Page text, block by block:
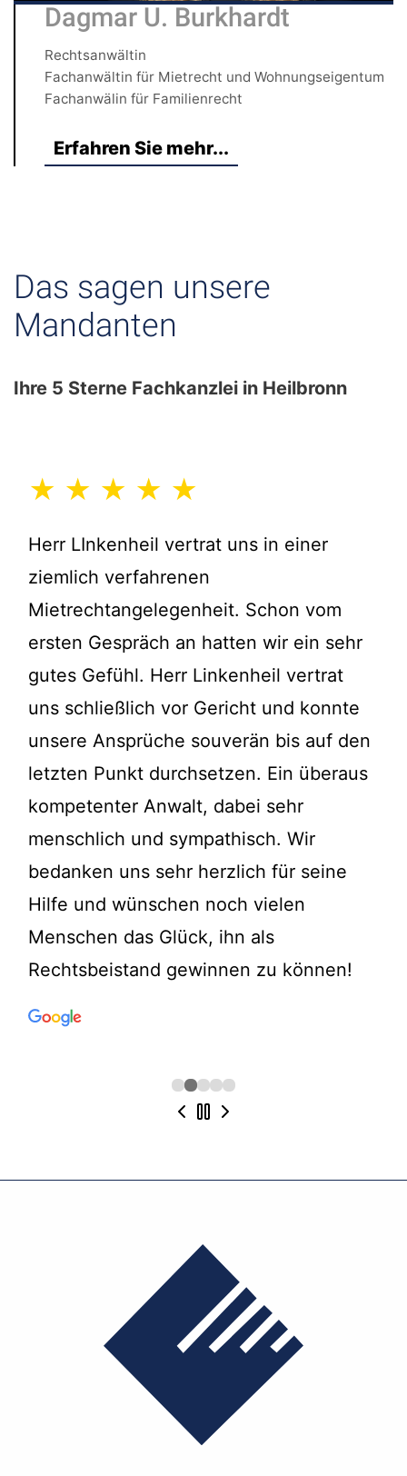
Dagmar U. Burkhardt
Rechtsanwältin
Fachanwältin für Mietrecht und Wohnungseigentum
Fachanwälin für Familienrecht
Erfahren Sie mehr...
Das sagen unsere
Mandanten
Ihre 5 Sterne Fachkanzlei in Heilbronn
★ ★ ★ ★ ★
Herr LInkenheil vertrat uns in einer
ziemlich verfahrenen
Mietrechtangelegenheit. Schon vom
ersten Gespräch an hatten wir ein sehr
gutes Gefühl. Herr Linkenheil vertrat
uns schließlich vor Gericht und konnte
unsere Ansprüche souverän bis auf den
letzten Punkt durchsetzen. Ein überaus
kompetenter Anwalt, dabei sehr
menschlich und sympathisch. Wir
bedanken uns sehr herzlich für seine
Hilfe und wünschen noch vielen
Menschen das Glück, ihn als
Rechtsbeistand gewinnen zu können!